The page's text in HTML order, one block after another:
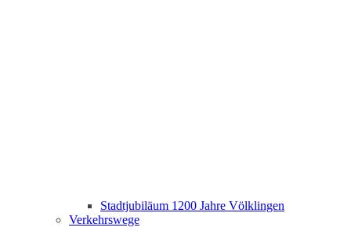
Stadtjubiläum 1200 Jahre Völklingen
Verkehrswege